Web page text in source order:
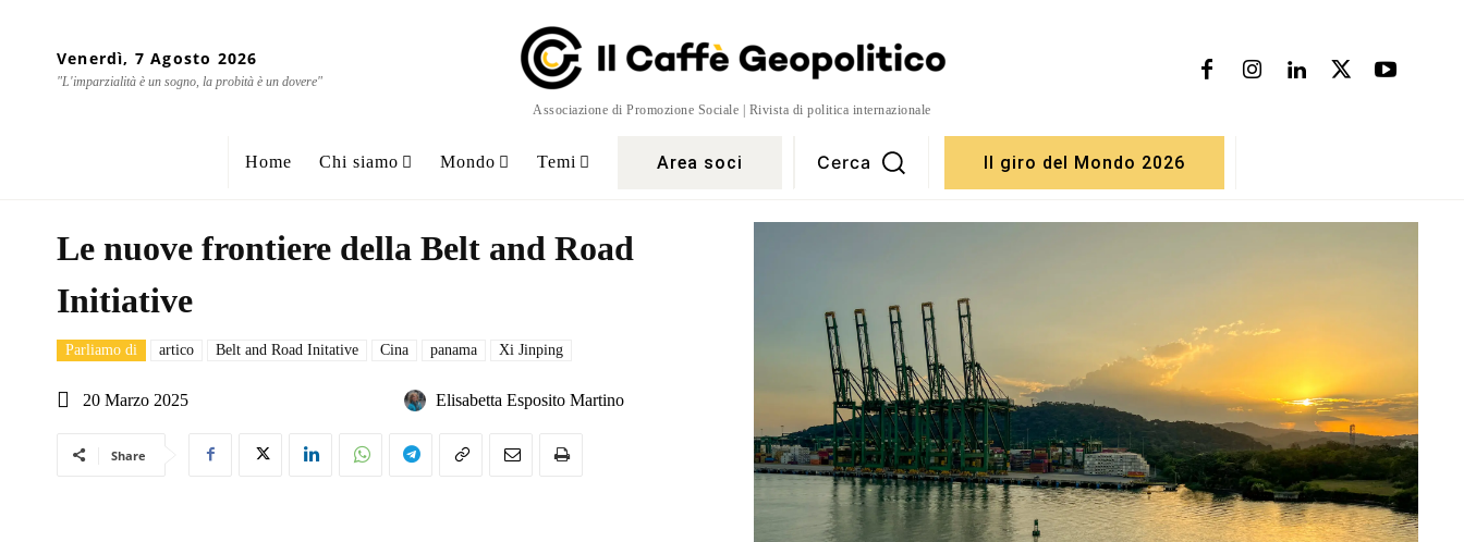
Venerdì, 7 Agosto 2026
"L'imparzialità è un sogno, la probità è un dovere"
Associazione di Promozione Sociale | Rivista di politica internazionale
Home Chi siamo Mondo Temi Area soci Cerca Il giro del Mondo 2026
Le nuove frontiere della Belt and Road
Initiative
Parliamo di artico Belt and Road Initative Cina panama Xi Jinping
20 Marzo 2025 Elisabetta Esposito Martino
Share